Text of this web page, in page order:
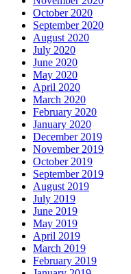
October 2020
September 2020
August 2020
July 2020
June 2020
May 2020
April 2020
March 2020
February 2020
January 2020
December 2019
November 2019
October 2019
September 2019
August 2019
July 2019
June 2019
May 2019
April 2019
March 2019
February 2019